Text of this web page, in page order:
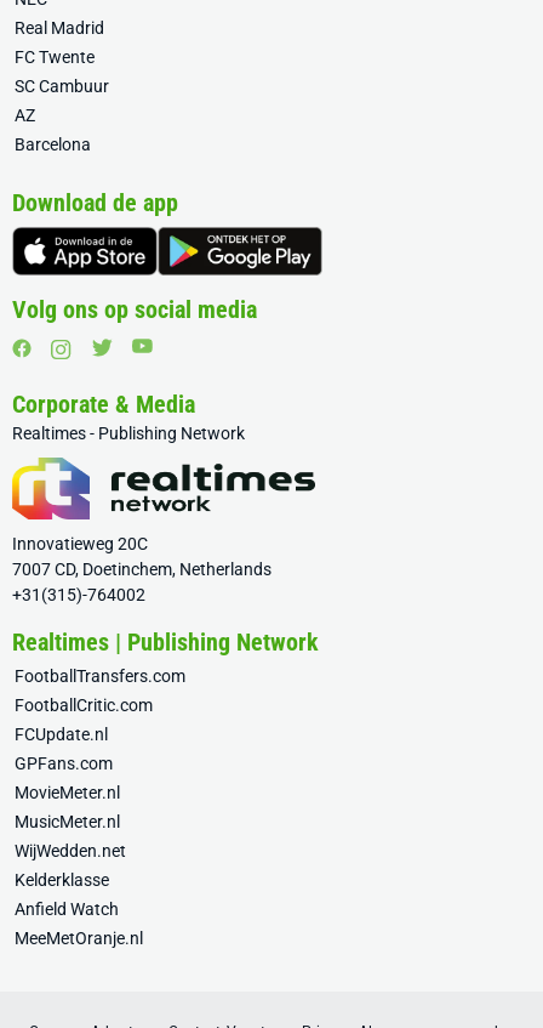
Real Madrid
FC Twente
SC Cambuur
AZ
Barcelona
Download de app
Volg ons op social media
Corporate & Media
Realtimes - Publishing Network
Innovatieweg 20C
7007 CD, Doetinchem, Netherlands
+31(315)-764002
Realtimes | Publishing Network
FootballTransfers.com
FootballCritic.com
FCUpdate.nl
GPFans.com
MovieMeter.nl
MusicMeter.nl
WijWedden.net
Kelderklasse
Anfield Watch
MeeMetOranje.nl